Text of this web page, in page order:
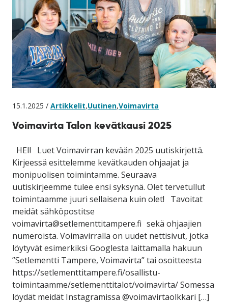
15.1.2025 / Artikkelit,Uutinen,Voimavirta
Voimavirta Talon kevätkausi 2025
HEI! Luet Voimavirran kevään 2025 uutiskirjettä.
Kirjeessä esittelemme kevätkauden ohjaajat ja
monipuolisen toimintamme. Seuraava
uutiskirjeemme tulee ensi syksynä. Olet tervetullut
toimintaamme juuri sellaisena kuin olet! Tavoitat
meidät sähköpostitse
voimavirta@setlementtitampere.fi sekä ohjaajien
numeroista. Voimavirralla on uudet nettisivut, jotka
löytyvät esimerkiksi Googlesta laittamalla hakuun
”Setlementti Tampere, Voimavirta” tai osoitteesta
https://setlementtitampere.fi/osallistu-
toimintaamme/setlementtitalot/voimavirta/ Somessa
löydät meidät Instagramissa @voimavirtaolkkari […]